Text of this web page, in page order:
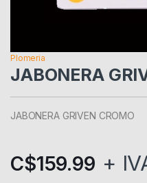
Plomeria
JABONERA
JABONERA GRIVEN CROMO
C$159.99 +